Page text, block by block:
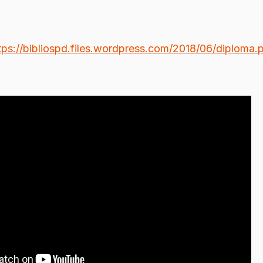
bibliospd.files.wordpress.com/2018/06/